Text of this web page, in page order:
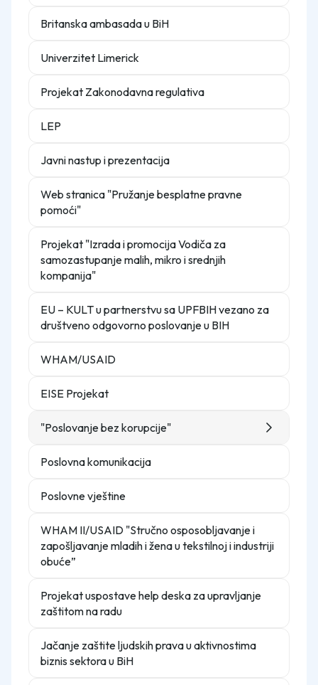
Britanska ambasada u BiH
Univerzitet Limerick
Projekat Zakonodavna regulativa
LEP
Javni nastup i prezentacija
Web stranica "Pružanje besplatne pravne
pomoći"
Projekat "Izrada i promocija Vodiča za
samozastupanje malih, mikro i srednjih
kompanija"
EU – KULT u partnerstvu sa UPFBIH vezano za
društveno odgovorno poslovanje u BIH
WHAM/USAID
EISE Projekat
"Poslovanje bez korupcije"
Poslovna komunikacija
Poslovne vještine
WHAM II/USAID "Stručno osposobljavanje i
zapošljavanje mladih i žena u tekstilnoj i industriji
obuće”
Projekat uspostave help deska za upravljanje
zaštitom na radu
Jačanje zaštite ljudskih prava u aktivnostima
biznis sektora u BiH